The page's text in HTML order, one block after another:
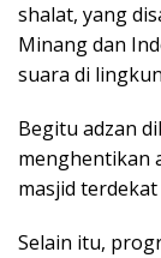
shalat, yang
Minang dan
suara di
Begitu adzan
menghentikan
masjid
Selain itu,